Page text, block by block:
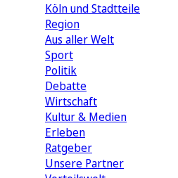
Köln und Stadtteile
Region
Aus aller Welt
Sport
Politik
Debatte
Wirtschaft
Kultur & Medien
Erleben
Ratgeber
Unsere Partner